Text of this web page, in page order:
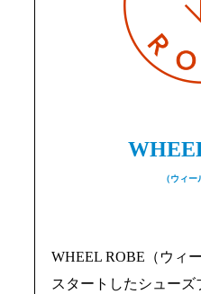
（ウィー
WHEEL ROBE（ウィ
スタートしたシューズ